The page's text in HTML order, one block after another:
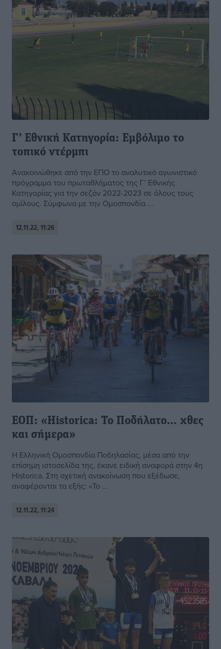
Γ’ Εθνική Κατηγορία: Εμβόλιμο το
τοπικό ντέρμπι
Ανακοινώθηκε από την ΕΠΟ το αναλυτικό αγωνιστικό
πρόγραμμα του πρωταθλήματος της Γ’ Εθνικής
Κατηγορίας για την σεζόν 2022-2023 σε όλους τους
ομίλους. Σύμφωνα με την Ομοσπονδία ...
12.11.22, 11:26
ΕΟΠ: «Historica: Το Ποδήλατο… χθες
και σήμερα»
Η Ελληνική Ομοσπονδία Ποδηλασίας, μέσα από την
επίσημη ιστοσελίδα της, έκανε ειδική αναφορά στην 4η
Historica. Στη σχετική ανακοίνωση που εξέδωσε,
αναφέρονται τα εξής: «Το ...
12.11.22, 11:24